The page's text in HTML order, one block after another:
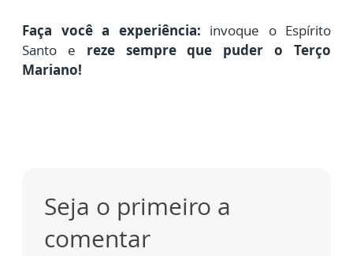
Faça você a experiência: invoque o Espírito
Santo e reze sempre que puder o Terço
Mariano!
Seja o primeiro a
comentar